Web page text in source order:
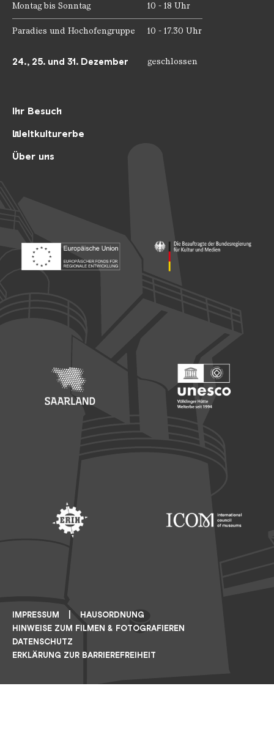
Ihr Besuch
Weltkulturerbe
Über uns
Montag bis Sonntag 10 - 18 Uhr
Paradies und Hochofengruppe 10 - 17.30 Uhr
24., 25. und 31. Dezember geschlossen
IMPRESSUM
HAUSORDNUNG
HINWEISE ZUM FILMEN & FOTOGRAFIEREN
DATENSCHUTZ
ERKLÄRUNG ZUR BARRIEREFREIHEIT